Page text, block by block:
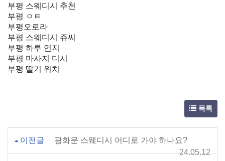
부평 스웨디시 추천
부평 ㅇㅌ
부평오로라
부평 스웨디시 쥬씨
부평 하루 연지
부평 마사지 디시
부평 딸기 위치
목록
이전글
광화문 스웨디시 어디로 가야 하나요?
24.05.12